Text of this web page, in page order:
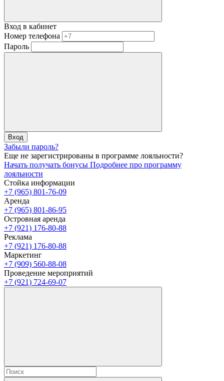
Вход в кабинет
Номер телефона
Пароль
Вход
Забыли пароль?
Еще не зарегистрированы в программе лояльности?
Начать получать бонусы Подробнее про программу
лояльности
Стойка информации
+7 (965) 801-76-09
Аренда
+7 (965) 801-86-95
Островная аренда
+7 (921) 176-80-88
Реклама
+7 (921) 176-80-88
Маркетинг
+7 (909) 560-88-08
Проведение мероприятий
+7 (921) 724-69-07